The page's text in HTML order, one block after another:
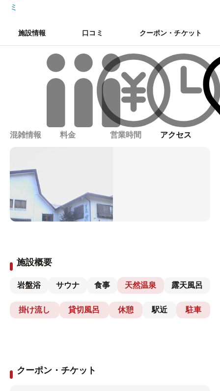
ミ
施設情報 口コミ クーポン・チケット
混雑情報 料金 営業時間 アクセス
施設概要
岩盤浴 サウナ 食事 天然温泉 露天風呂
掛け流し 貸切風呂 休憩 駅近 駐車
クーポン・チケット